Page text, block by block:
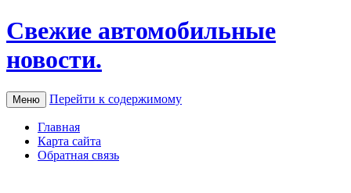
Свежие автомобильные
новости.
Меню Перейти к содержимому
Главная
Карта сайта
Обратная связь